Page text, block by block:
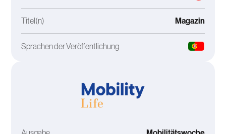
Titel(n) Magazin
Sprachen der Veröffentlichung